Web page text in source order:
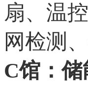
扇、温
网检测
C馆：